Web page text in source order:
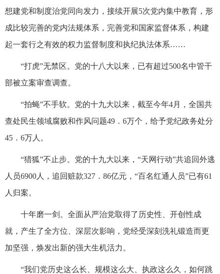
想建党和制度治党同向发力，接续开展5次党内集中教育，形
成比较完善的党内法规体系，完善党和国家监督体系，构建
起一套行之有效的权力监督制度和执纪执法体系……
“打虎”无禁区。党的十八大以来，已有超过500名中管干
部被立案审查调查。
“拍蝇”不手软。党的十九大以来，截至今年4月，全国共
查处民生领域腐败和作风问题49．6万个，给予党纪政务处分
45．6万人。
“猎狐”不止步。党的十九大以来，“天网行动”共追回外逃
人员6900人，追回赃款327．86亿元，“百名红通人员”已有61
人归案。
十年磨一剑。全面从严治党取得了历史性、开创性成
就，产生了全方位、深层次影响，党经受深刻洗礼锻造而更
加坚强，焕发出新的强大生机活力。
“我们党历史这么长、规模这么大、执政这么久，如何跳